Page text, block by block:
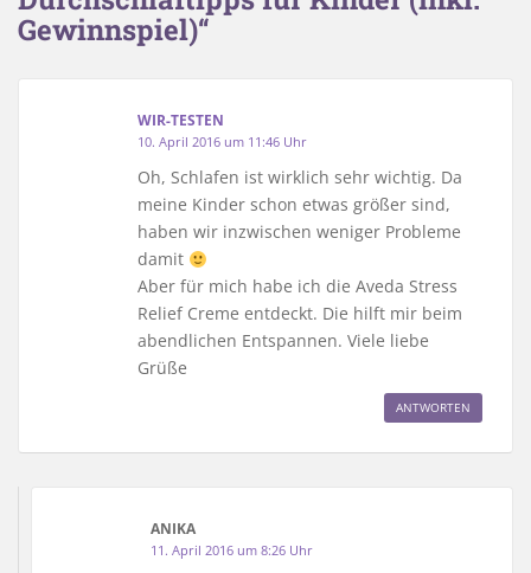
Gewinnspiel)“
WIR-TESTEN
10. April 2016 um 11:46 Uhr
Oh, Schlafen ist wirklich sehr wichtig. Da
meine Kinder schon etwas größer sind,
haben wir inzwischen weniger Probleme
damit
Aber für mich habe ich die Aveda Stress
Relief Creme entdeckt. Die hilft mir beim
abendlichen Entspannen. Viele liebe
Grüße
ANTWORTEN
ANIKA
11. April 2016 um 8:26 Uhr